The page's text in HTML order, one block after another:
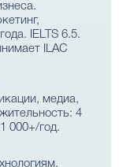
IELTS 6.5.
ILAC
медиа,
4
000+/год.